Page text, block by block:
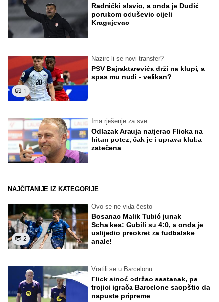
Radnički slavio, a onda je Dudić
porukom oduševio cijeli
Kragujevac
1
Nazire li se novi transfer?
PSV Bajraktarevića drži na klupi, a
spas mu nudi - velikan?
Ima rješenje za sve
Odlazak Arauja natjerao Flicka na
hitan potez, čak je i uprava kluba
zatečena
NAJČITANIJE IZ KATEGORIJE
2
Ovo se ne viđa često
Bosanac Malik Tubić junak
Schalkea: Gubili su 4:0, a onda je
uslijedio preokret za fudbalske
anale!
Vratili se u Barcelonu
Flick sinoć održao sastanak, pa
trojici igrača Barcelone saopštio da
napuste pripreme